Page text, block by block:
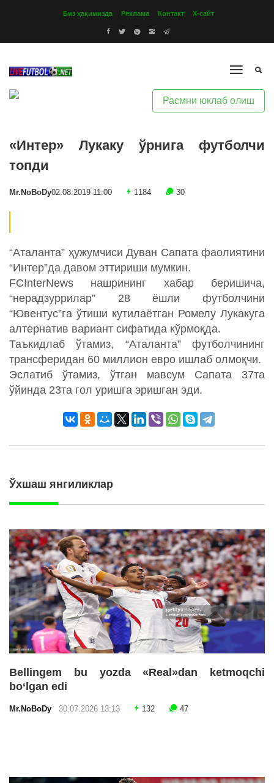
Биз ҳақимизда Реклама Контакт Х-сайт
Расмни юклаб олиш
«Интер» Лукаку ўрнига футболчи
топди
Mr.NoBoDy02.08.2019 11:00 1184 30
“Аталанта” ҳужумчиси Дуван Сапата фаолиятини
“Интер”да давом эттириши мумкин.
FCInterNews нашрининг хабар беришича,
“нерадзуррилар” 28 ёшли футболчини
“Ювентус”га ўтиши кутилаётган Ромелу Лукакуга
алтернатив вариант сифатида кўрмоқда.
Таъкидлаб ўтамиз, “Аталанта” футболчининг
трансферидан 60 миллион евро ишлаб олмоқчи.
Эслатиб ўтамиз, ўтган мавсум Сапата 37та
ўйинда 23та гол уришга эришган эди.
Ўхшаш янгиликлар
Bellingem bu yozda «Real»dan ketmoqchi
bo‘lgan edi
Mr.NoBoDy 30.07.2026 13:13 132 47